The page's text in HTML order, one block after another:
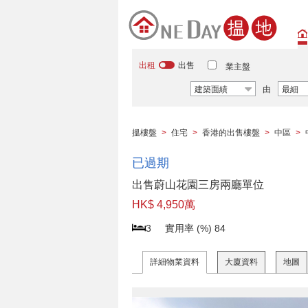
出租 出售 業主盤
建築面績 由 最細
搵樓盤 > 住宅 > 香港的出售樓盤 > 中區 >
已過期
出售蔚山花園三房兩廳單位
HK$ 4,950萬
3 實用率 (%) 84
詳細物業資料 大廈資料 地圖